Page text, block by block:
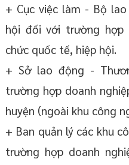
+ Cục việc làm - Bộ
hội đối với trường
chức quốc tế, hiệp hội.
+ Sở lao động -
trường hợp doanh
huyện (ngoài khu công
+ Ban quản lý các khu
trường hợp doanh